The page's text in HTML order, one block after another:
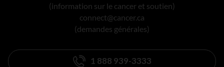
(information sur le cancer et soutien)
connect@cancer.ca
(demandes générales)
1 888 939-3333